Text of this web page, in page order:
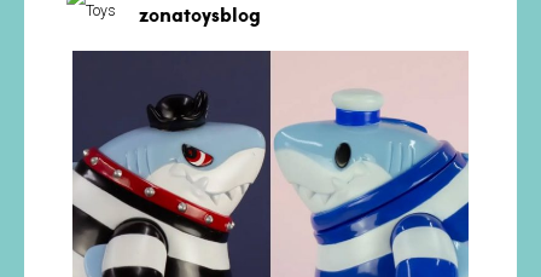
zonatoysblog